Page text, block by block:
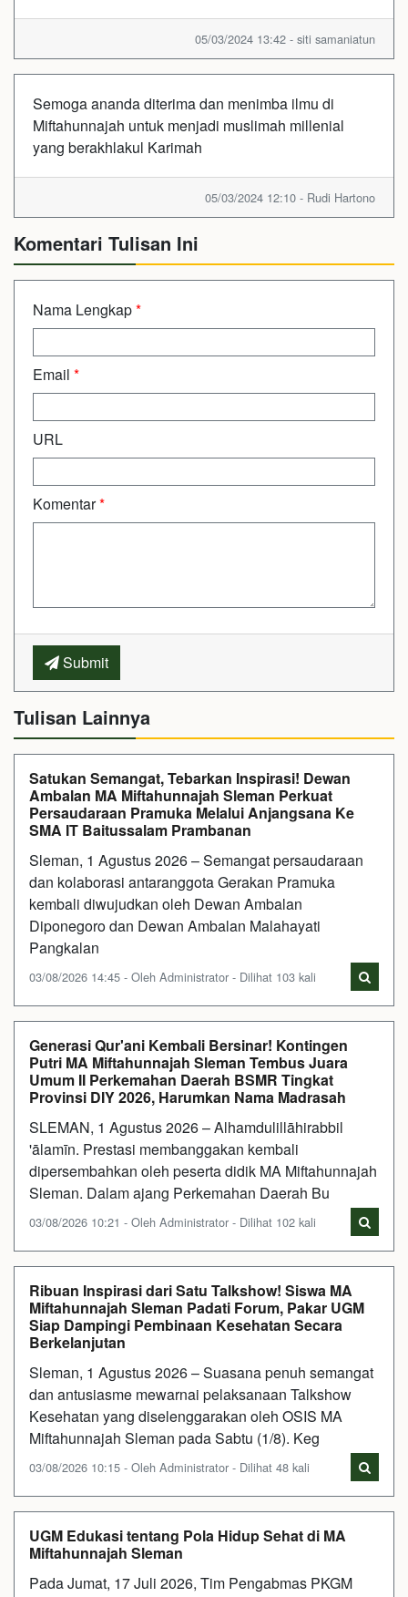
05/03/2024 13:42 - siti samaniatun
Semoga ananda diterima dan menimba ilmu di
Miftahunnajah untuk menjadi muslimah millenial
yang berakhlakul Karimah
05/03/2024 12:10 - Rudi Hartono
Komentari Tulisan Ini
Nama Lengkap*
Email *
URL
Komentar*
Submit
Tulisan Lainnya
Satukan Semangat, Tebarkan Inspirasi! Dewan
Ambalan MA Miftahunnajah Sleman Perkuat
Persaudaraan Pramuka Melalui Anjangsana Ke
SMA IT Baitussalam Prambanan
Sleman, 1 Agustus 2026 – Semangat persaudaraan
dan kolaborasi antaranggota Gerakan Pramuka
kembali diwujudkan oleh Dewan Ambalan
Diponegoro dan Dewan Ambalan Malahayati
Pangkalan
03/08/2026 14:45 - Oleh Administrator - Dilihat 103 kali
Generasi Qur'ani Kembali Bersinar! Kontingen
Putri MA Miftahunnajah Sleman Tembus Juara
Umum II Perkemahan Daerah BSMR Tingkat
Provinsi DIY 2026, Harumkan Nama Madrasah
SLEMAN, 1 Agustus 2026 – Alhamdulillāhirabbil
'ālamīn. Prestasi membanggakan kembali
dipersembahkan oleh peserta didik MA Miftahunnajah
Sleman. Dalam ajang Perkemahan Daerah Bu
03/08/2026 10:21 - Oleh Administrator - Dilihat 102 kali
Ribuan Inspirasi dari Satu Talkshow! Siswa MA
Miftahunnajah Sleman Padati Forum, Pakar UGM
Siap Dampingi Pembinaan Kesehatan Secara
Berkelanjutan
Sleman, 1 Agustus 2026 – Suasana penuh semangat
dan antusiasme mewarnai pelaksanaan Talkshow
Kesehatan yang diselenggarakan oleh OSIS MA
Miftahunnajah Sleman pada Sabtu (1/8). Keg
03/08/2026 10:15 - Oleh Administrator - Dilihat 48 kali
UGM Edukasi tentang Pola Hidup Sehat di MA
Miftahunnajah Sleman
Pada Jumat, 17 Juli 2026, Tim Pengabmas PKGM